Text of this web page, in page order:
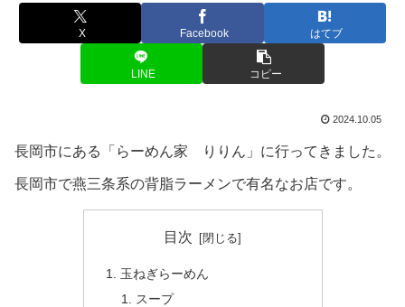
X Facebook はてブ
LINE コピー
2024.10.05
長岡市にある「らーめん家 りりん」に行ってきました。
長岡市で燕三条系の背脂ラーメンで有名なお店です。
目次
玉ねぎらーめん
スープ